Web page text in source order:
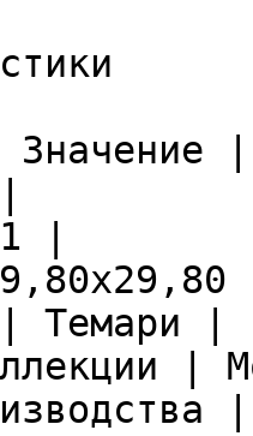
|
|
Темари |
|